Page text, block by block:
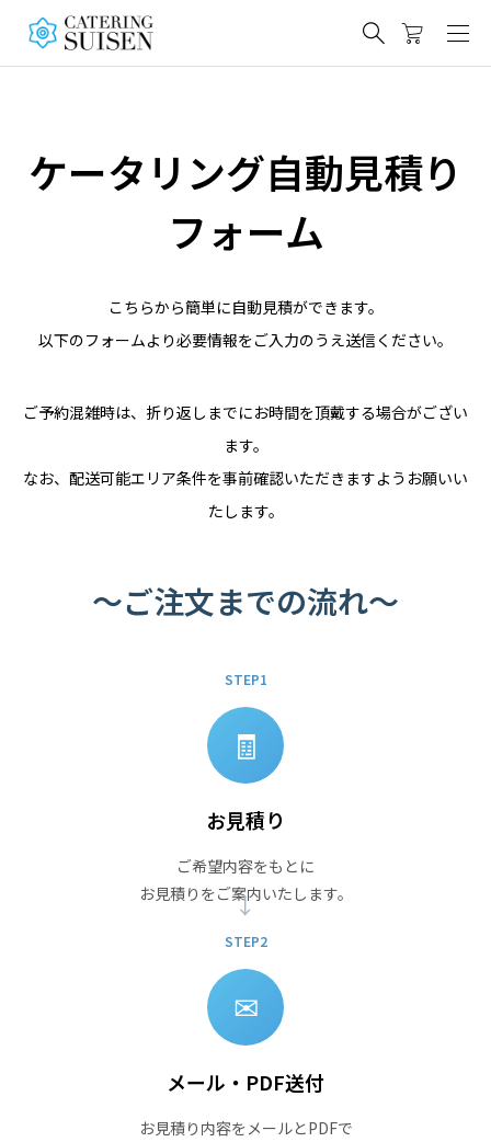
ケータリング自動見積り
フォーム
こちらから簡単に自動見積ができます。
以下のフォームより必要情報をご入力のうえ送信ください。
ご予約混雑時は、折り返しまでにお時間を頂戴する場合がござい
ます。
なお、 配送可能エリア条件を事前確認いただきますようお願いい
たします。
～ご注文までの流れ～
STEP1
🧾
お見積り
ご希望内容をもとに
お見積りをご案内いたします。
STEP2
✉
メール・PDF送付
お見積り内容をメールとPDFで